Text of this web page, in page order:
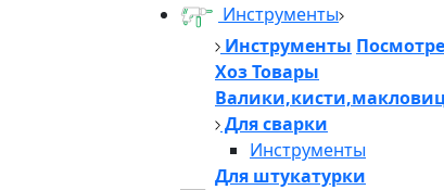
Инструменты
Инструменты
Хоз Товары
Для сварки
Инструменты
Для штукатурки